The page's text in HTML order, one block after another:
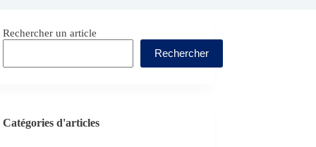
Rechercher un article
Rechercher
Catégories d'articles